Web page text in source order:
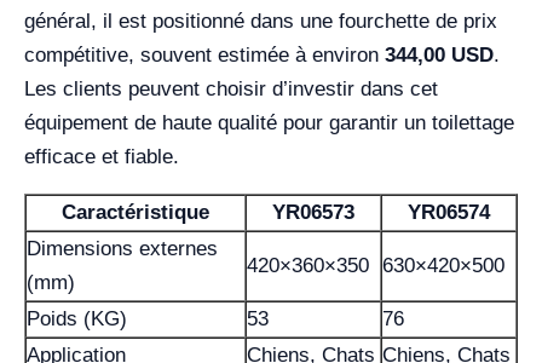
général, il est positionné dans une fourchette de prix
compétitive, souvent estimée à environ 344,00 USD.
Les clients peuvent choisir d’investir dans cet
équipement de haute qualité pour garantir un toilettage
efficace et fiable.
Caractéristique YR06573
YR06574
Dimensions externes
(mm)
420×360×350 630×420×500
Poids (KG) 53
76
Application
Chiens, Chats Chiens, Chats